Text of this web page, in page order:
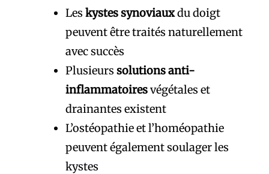
Les kystes synoviauxdu doigt
peuvent être traités naturellement
avec succès
Plusieurs solutions anti-
inflammatoiresvégétales et
drainantes existent
L’ostéopathie et l’homéopathie
peuvent également soulager les
kystes